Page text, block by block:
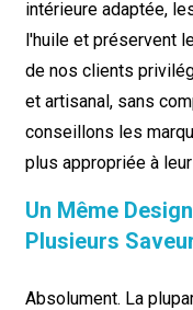
intérieure adaptée,
l'huile et préservent
de nos clients
et artisanal, sans
conseillons les
plus appropriée à
Un Même
Plusieurs
Absolument. La